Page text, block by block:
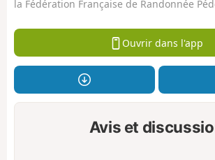
la Fédération Française de Randonnée
Ouvrir dans l'app
Avis et